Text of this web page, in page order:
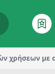
χρήσεων με